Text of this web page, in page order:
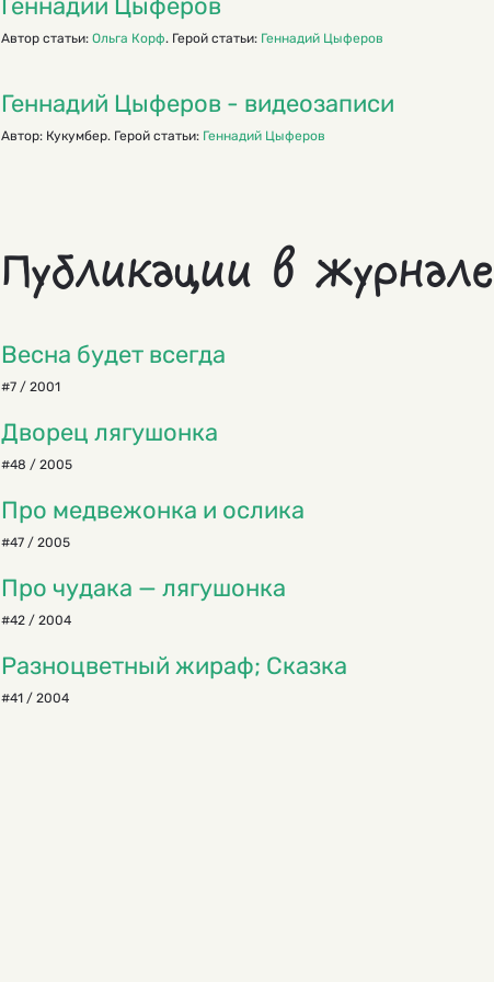
Геннадий Цыферов
Автор статьи: Ольга Корф. Герой статьи: Геннадий Цыферов
Геннадий Цыферов - видеозаписи
Автор: Кукумбер. Герой статьи: Геннадий Цыферов
Публикации в журнале
Весна будет всегда
#7 / 2001
Дворец лягушонка
#48 / 2005
Про медвежонка и ослика
#47 / 2005
Про чудака — лягушонка
#42 / 2004
Разноцветный жираф; Сказка
#41 / 2004